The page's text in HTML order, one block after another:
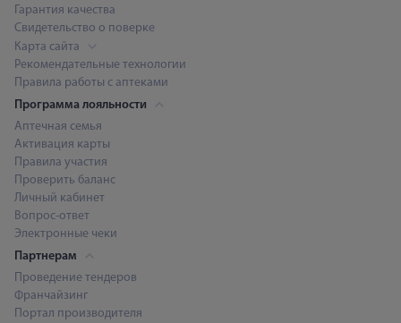
Гарантия качества
Свидетельство о поверке
Карта сайта
Рекомендательные технологии
Правила работы с аптеками
Программа лояльности
Аптечная семья
Активация карты
Правила участия
Проверить баланс
Личный кабинет
Вопрос-ответ
Электронные чеки
Партнерам
Проведение тендеров
Франчайзинг
Портал производителя